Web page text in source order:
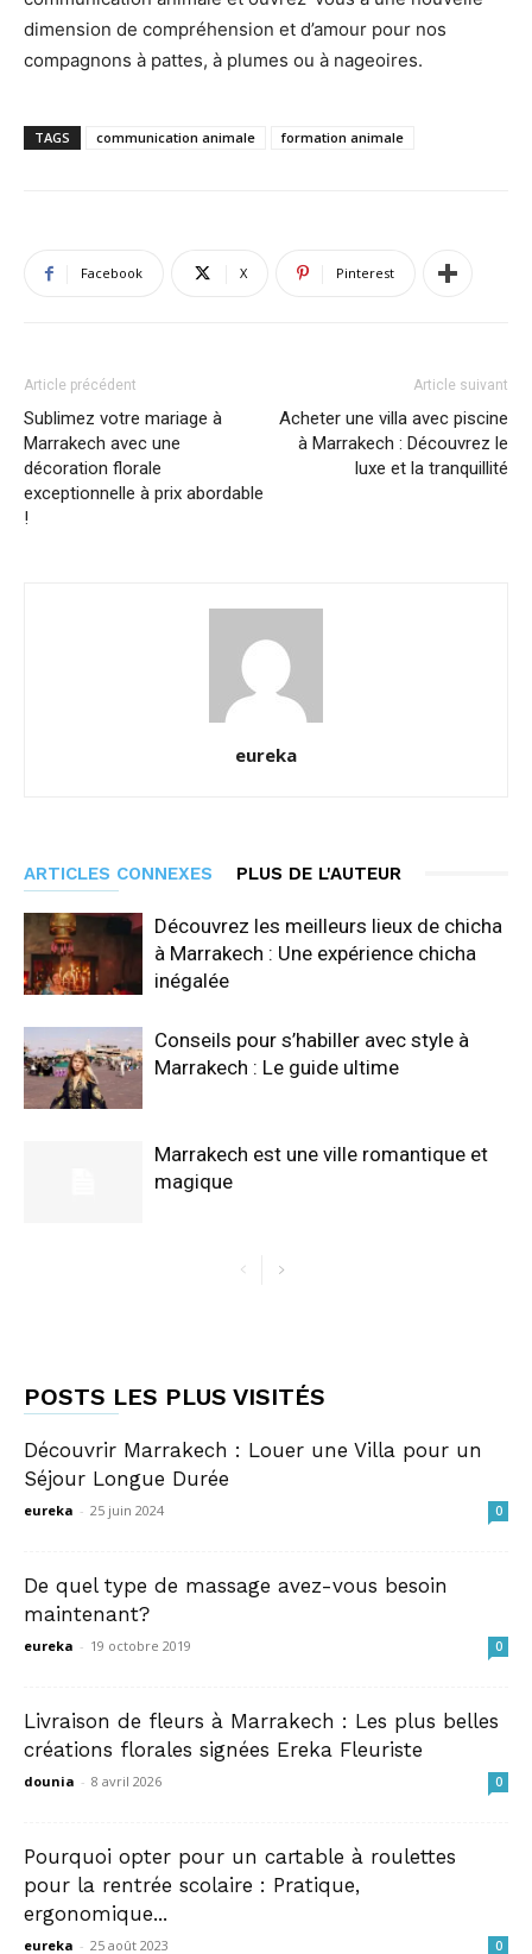
dimension de compréhension et d’amour pour nos
compagnons à pattes, à plumes ou à nageoires.
TAGS communication animale formation animale
Facebook X Pinterest
Article précédent
Sublimez votre mariage à
Marrakech avec une
décoration florale
exceptionnelle à prix abordable
!
Article suivant
Acheter une villa avec piscine
à Marrakech : Découvrez le
luxe et la tranquillité
eureka
ARTICLES CONNEXES PLUS DE L'AUTEUR
Découvrez les meilleurs lieux de chicha
à Marrakech : Une expérience chicha
inégalée
Conseils pour s’habiller avec style à
Marrakech : Le guide ultime
Marrakech est une ville romantique et
magique
POSTS LES PLUS VISITÉS
Découvrir Marrakech : Louer une Villa pour un
Séjour Longue Durée
eureka - 25 juin 2024 0
De quel type de massage avez-vous besoin
maintenant?
eureka - 19 octobre 2019 0
Livraison de fleurs à Marrakech : Les plus belles
créations florales signées Ereka Fleuriste
dounia - 8 avril 2026 0
Pourquoi opter pour un cartable à roulettes
pour la rentrée scolaire : Pratique,
ergonomique...
eureka - 25 août 2023 0